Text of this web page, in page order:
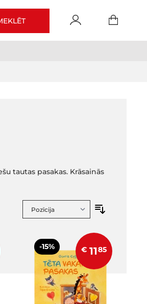
tautas pasakas. Krāsainās
-15% € 1185